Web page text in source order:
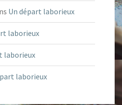
Un départ laborieux
laborieux
laborieux
laborieux